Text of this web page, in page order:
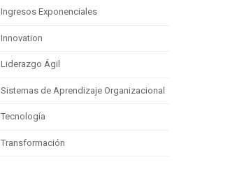
Ingresos Exponenciales
Innovation
Liderazgo Ágil
Sistemas de Aprendizaje Organizacional
Tecnología
Transformación